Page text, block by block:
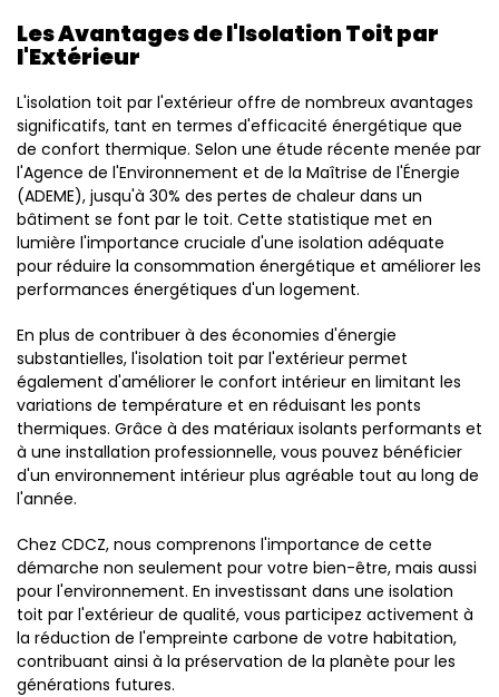
Les Avantages de l'Isolation Toit par
l'Extérieur
L'isolation toit par l'extérieur offre de nombreux avantages
significatifs, tant en termes d'efficacité énergétique que
de confort thermique. Selon une étude récente menée par
l'Agence de l'Environnement et de la Maîtrise de l'Énergie
(ADEME), jusqu'à 30% des pertes de chaleur dans un
bâtiment se font par le toit. Cette statistique met en
lumière l'importance cruciale d'une isolation adéquate
pour réduire la consommation énergétique et améliorer les
performances énergétiques d'un logement.
En plus de contribuer à des économies d'énergie
substantielles, l'isolation toit par l'extérieur permet
également d'améliorer le confort intérieur en limitant les
variations de température et en réduisant les ponts
thermiques. Grâce à des matériaux isolants performants et
à une installation professionnelle, vous pouvez bénéficier
d'un environnement intérieur plus agréable tout au long de
l'année.
Chez CDCZ, nous comprenons l'importance de cette
démarche non seulement pour votre bien-être, mais aussi
pour l'environnement. En investissant dans une isolation
toit par l'extérieur de qualité, vous participez activement à
la réduction de l'empreinte carbone de votre habitation,
contribuant ainsi à la préservation de la planète pour les
générations futures.